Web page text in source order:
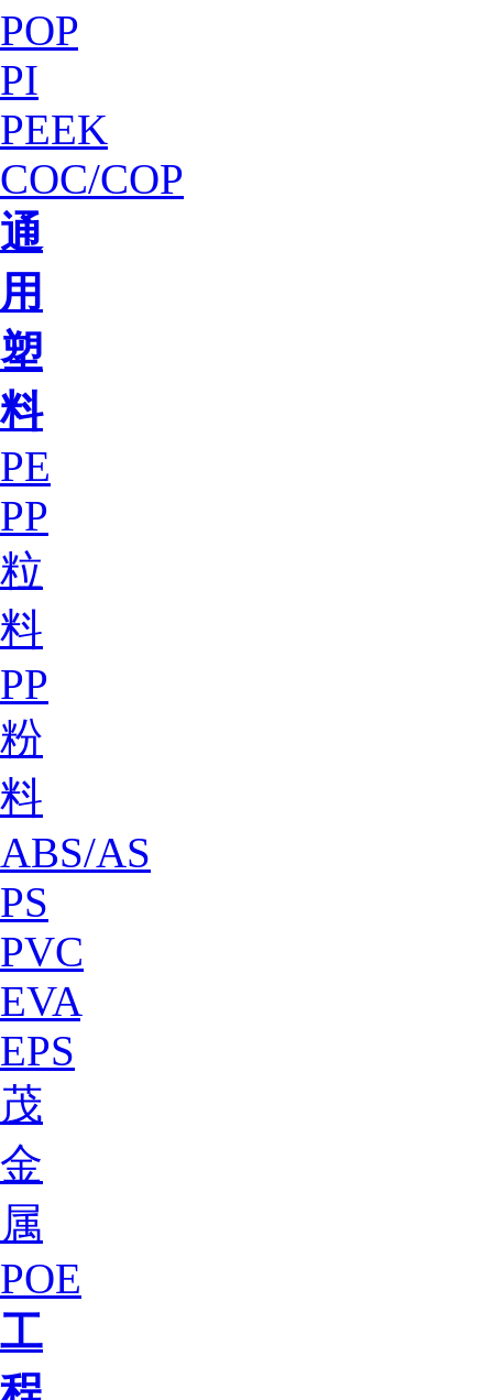
POP
PI
PEEK
COC/COP
通
用
塑
料
PE
PP
粒
料
PP
粉
料
ABS/AS
PS
PVC
EVA
EPS
茂
金
属
POE
工